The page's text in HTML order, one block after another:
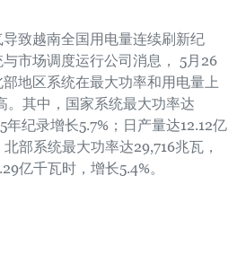
致越南全国用电量连续刷新纪
市场调度运行公司消息， 5月26
地区系统在最大功率和用电量上
。其中，国家系统最大功率达
纪录增长5.7%；日产量达12.12亿
部系统最大功率达29,716兆瓦，
亿千瓦时，增长5.4%。